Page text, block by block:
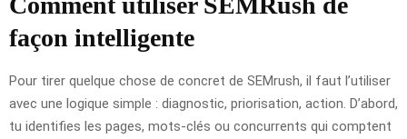
façon intelligente
Pour tirer quelque chose de concret de SEMrush, il faut l’utiliser
avec une logique simple : diagnostic, priorisation, action. D’abord,
tu identifies les pages, mots-clés ou concurrents qui comptent